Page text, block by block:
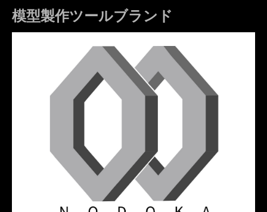
模型製作ツールブランド